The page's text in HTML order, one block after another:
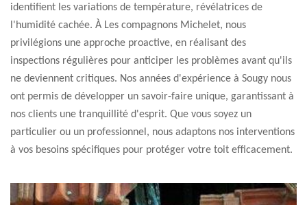
identifient les variations de température, révélatrices de
l'humidité cachée. À Les compagnons Michelet, nous
privilégions une approche proactive, en réalisant des
inspections régulières pour anticiper les problèmes avant qu'ils
ne deviennent critiques. Nos années d'expérience à Sougy nous
ont permis de développer un savoir-faire unique, garantissant à
nos clients une tranquillité d'esprit. Que vous soyez un
particulier ou un professionnel, nous adaptons nos interventions
à vos besoins spécifiques pour protéger votre toit efficacement.